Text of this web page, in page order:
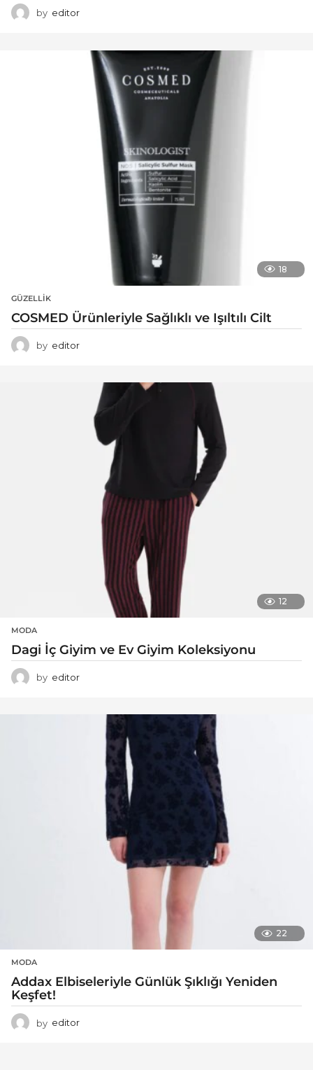
by editor
18
GÜZELLIK
COSMED Ürünleriyle Sağlıklı ve Işıltılı Cilt
by editor
12
MODA
Dagi İç Giyim ve Ev Giyim Koleksiyonu
by editor
22
MODA
Addax Elbiseleriyle Günlük Şıklığı Yeniden
Keşfet!
by editor